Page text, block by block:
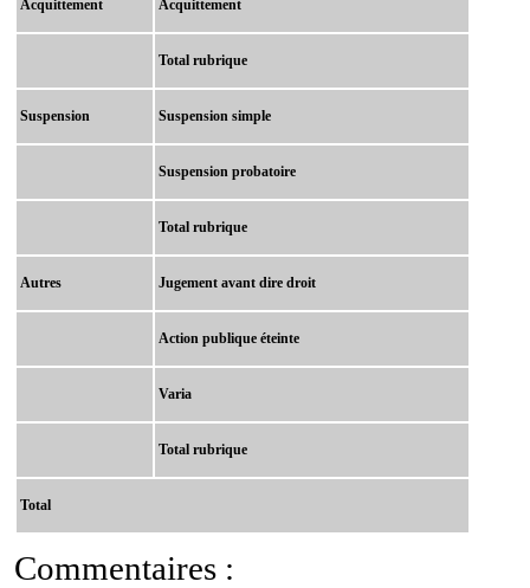
Acquittement Acquittement
Total rubrique
Suspension Suspension simple
Suspension probatoire
Total rubrique
Autres Jugement avant dire droit
Action publique éteinte
Varia
Total rubrique
Total
Commentaires :